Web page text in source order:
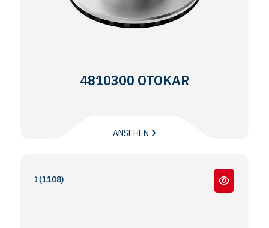
4810300 OTOKAR
ANSEHEN
(1108)